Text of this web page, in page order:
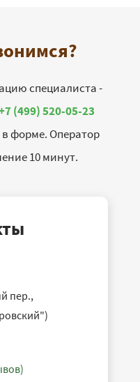
специалиста -
(499) 520-05-23
форме. Оператор
10 минут.
пер.,